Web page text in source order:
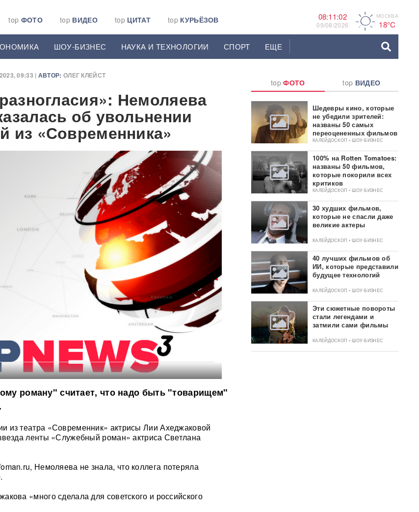
top ФОТО top ВИДЕО top ЦИТАТ top КУРЬЁЗОВ 08:11:03
09/08/2026 A МОСКВА
18°C
ШОУ-БИЗНЕС НАУКА И ТЕХНОЛОГИИ СПОРТ ЕЩЕ
09:33 | АВТОР: ОЛЕГ КЛЕЙСТ
Немоляева
об увольнении
из «Современника»
роману" считает, что надо быть "товарищем"
из театра «Современник» актрисы Лии Ахеджаковой
ленты «Служебный роман» актриса Светлана
Немоляева не знала, что коллега потеряла
«много сделала для советского и российского
topФОТО top ВИДЕО
Шедевры кино, которые
не убедили зрителей:
названы 50 самых
переоцененных фильмов
КАЛЕЙДОСКОП • ШОУ-БИЗНЕС
100% на Rotten Tomatoes:
названы 50 фильмов,
которые покорили всех
критиков
КАЛЕЙДОСКОП • ШОУ-БИЗНЕС
30 худших фильмов,
которые не спасли даже
великие актеры
КАЛЕЙДОСКОП • ШОУ-БИЗНЕС
40 лучших фильмов об
ИИ, которые представили
будущее технологий
КАЛЕЙДОСКОП • ШОУ-БИЗНЕС
Эти сюжетные повороты
стали легендами и
затмили сами фильмы
КАЛЕЙДОСКОП • ШОУ-БИЗНЕС